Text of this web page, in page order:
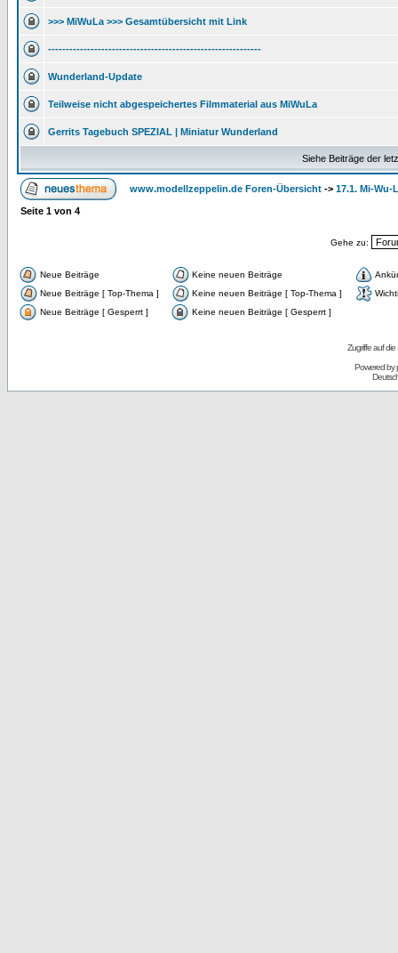
>>> MiWuLa >>> Gesamtübersicht mit Link
------------------------------------------------------------
Wunderland-Update
Teilweise nicht abgespeichertes Filmmaterial aus MiWuLa
Gerrits Tagebuch SPEZIAL | Miniatur Wunderland
Siehe Beiträge der
www.modellzeppelin.de Foren-Übersicht -> 17.1. Mi-Wu-
Seite 1 von 4
Gehe zu:
Neue Beiträge Keine neuen Beiträge
Neue Beiträge [ Top-Thema ]
Keine neuen Beiträge [ Top-Thema ]
Neue Beiträge [ Gesperrt ]
Keine neuen Beiträge [ Gesperrt ]
Zugriffe auf
Powered by